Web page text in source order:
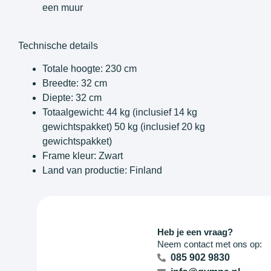
een muur
Technische details
Totale hoogte: 230 cm
Breedte: 32 cm
Diepte: 32 cm
Totaalgewicht: 44 kg (inclusief 14 kg
gewichtspakket) 50 kg (inclusief 20 kg
gewichtspakket)
Frame kleur: Zwart
Land van productie: Finland
Heb je een vraag?
Neem contact met ons op:
085 902 9830